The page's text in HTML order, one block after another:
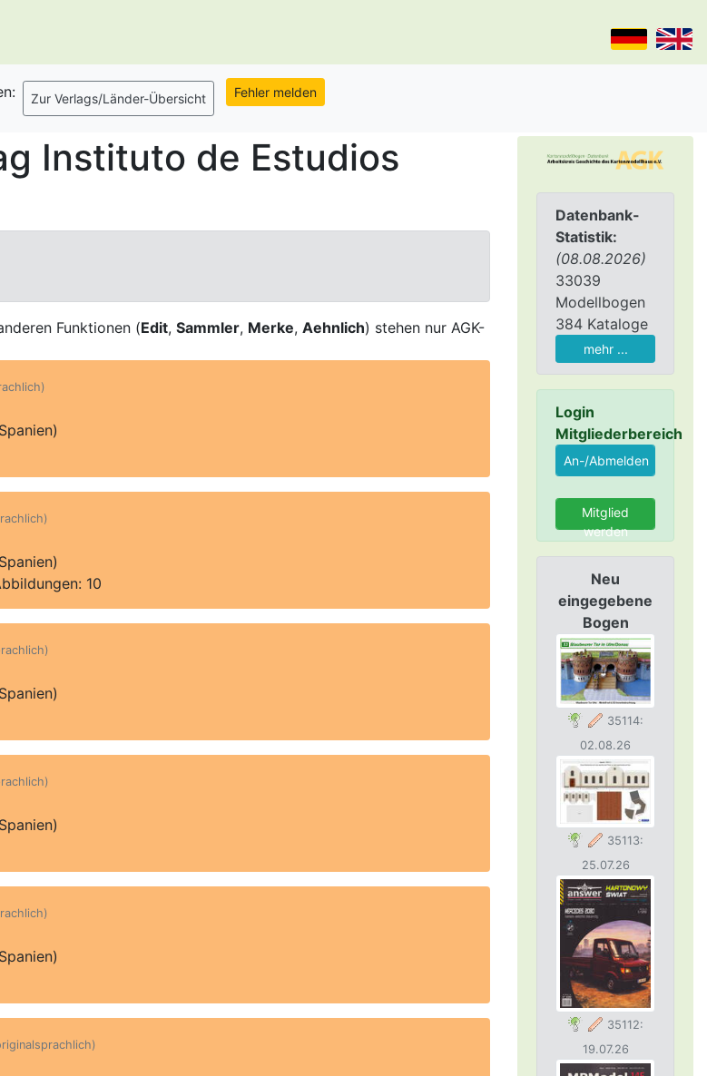
Datenbank-
Statistik:
(08.08.2026)
33039
Modellbogen
384 Kataloge
mehr ...
Login
Mitgliederbereich
Mitglied
werden
Neu
eingegebene
Bogen
35114:
02.08.26
35113:
25.07.26
35112:
19.07.26
Instituto de Estudios
Funktionen (Edit, Sammler, Merke, Aehnlich) stehen nur AGK-
10